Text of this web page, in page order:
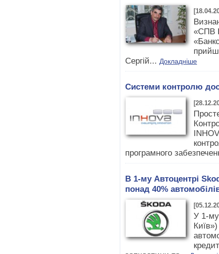
«СПВ
Сергій... Докладніше
Системи контролю
програмного
В 1-му Автоцентрі
понад 40%
У 1-